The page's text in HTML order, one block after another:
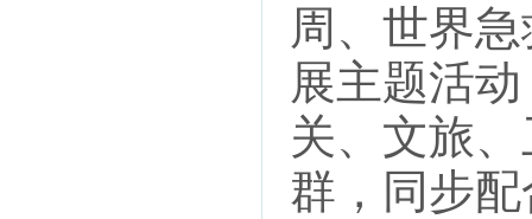
周、世界
展主题活
关、文旅
群，同步